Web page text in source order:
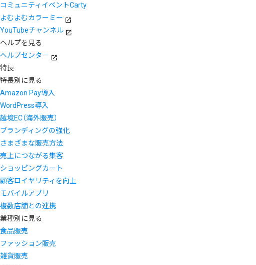
コミュニティイベントCarty
よむよむカラーミー
YouTubeチャンネル
ヘルプを見る
ヘルプセンター
特長
特長別に見る
Amazon Pay導入
WordPress導入
越境EC（海外販売）
ブランディングの強化
さまざまな販売方法
売上につながる集客
ショッピングカート
顧客ロイヤリティを向上
モバイルアプリ
複数店舗との連携
業種別に見る
食品販売
ファッション販売
雑貨販売